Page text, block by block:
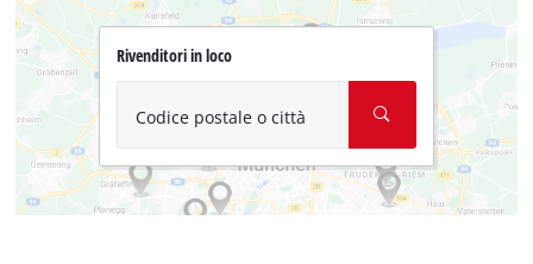
Rivenditori in loco
Codice postale o città